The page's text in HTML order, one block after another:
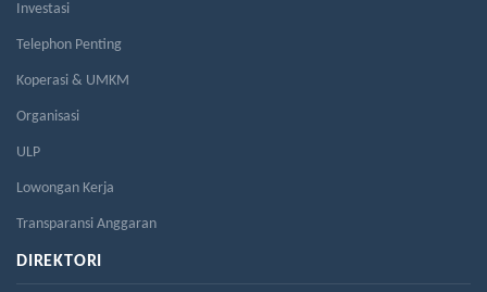
Investasi
Telephon Penting
Koperasi & UMKM
Organisasi
ULP
Lowongan Kerja
Transparansi Anggaran
DIREKTORI